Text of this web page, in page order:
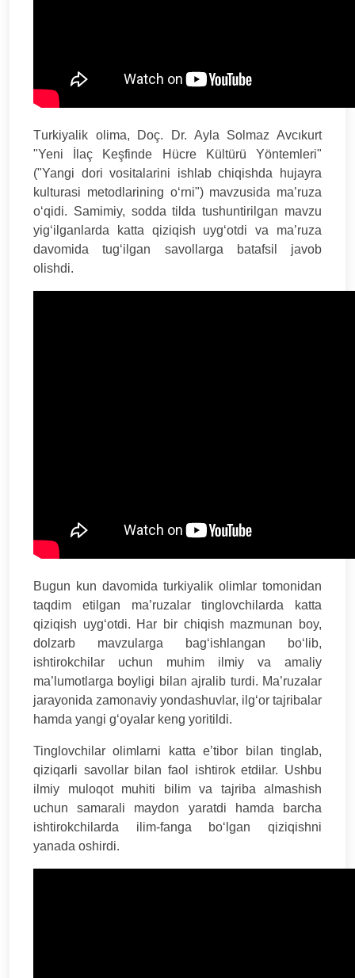
Тurkiyalik olima, Doç. Dr. Ayla Solmaz Avcıkurt
"Yeni İlaç Keşfinde Hücre Kültürü Yöntemleri"
("Yangi dori vositalarini ishlab chiqishda hujayra
kulturasi metodlarining o‘rni") mavzusida ma’ruza
o‘qidi. Samimiy, sodda tilda tushuntirilgan mavzu
yig‘ilganlarda katta qiziqish uyg‘otdi va ma’ruza
davomida tug‘ilgan savollarga batafsil javob
olishdi.
Bugun kun davomida turkiyalik olimlar tomonidan
taqdim etilgan ma’ruzalar tinglovchilarda katta
qiziqish uyg‘otdi. Har bir chiqish mazmunan boy,
dolzarb mavzularga bag‘ishlangan bo‘lib,
ishtirokchilar uchun muhim ilmiy va amaliy
ma’lumotlarga boyligi bilan ajralib turdi. Ma’ruzalar
jarayonida zamonaviy yondashuvlar, ilg‘or tajribalar
hamda yangi g‘oyalar keng yoritildi.
Tinglovchilar olimlarni katta e’tibor bilan tinglab,
qiziqarli savollar bilan faol ishtirok etdilar. Ushbu
ilmiy muloqot muhiti bilim va tajriba almashish
uchun samarali maydon yaratdi hamda barcha
ishtirokchilarda ilim-fanga bo‘lgan qiziqishni
yanada oshirdi.